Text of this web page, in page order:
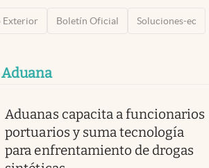
Exterior Boletín Oficial Soluciones-ec
Aduana
Aduanas capacita a funcionarios
portuarios y suma tecnología
para enfrentamiento de drogas